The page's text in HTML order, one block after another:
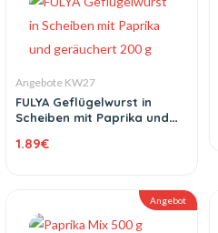
Angebote KW27
FULYA Geflügelwurst in
Scheiben mit Paprika und
1.89€
Angebot